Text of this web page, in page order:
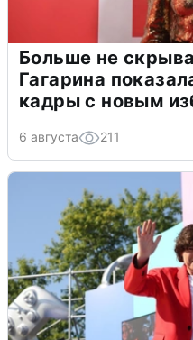
Больше не
Гагарина
кадры с новым
6 августа 211